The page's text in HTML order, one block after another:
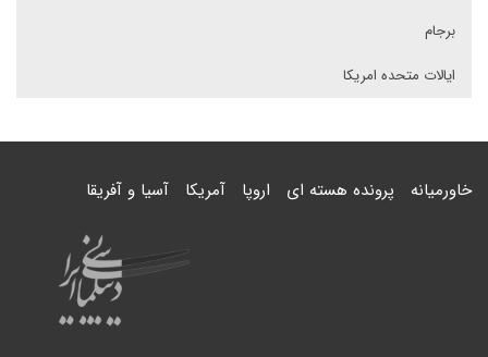
برجام
ایالات متحده امریکا
خاورمیانه پرونده هسته ای اروپا آمریکا آسیا و آفریقا